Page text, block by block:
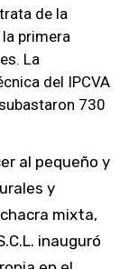
de la
primera
La
del IPCVA
730
al pequeño y
y
mixta,
inauguró